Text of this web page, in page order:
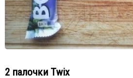
2 палочки Twix